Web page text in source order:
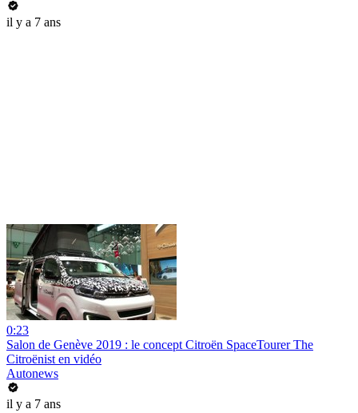
il y a 7 ans
0:23
Salon de Genève 2019 : le concept Citroën SpaceTourer The
Citroënist en vidéo
Autonews
il y a 7 ans